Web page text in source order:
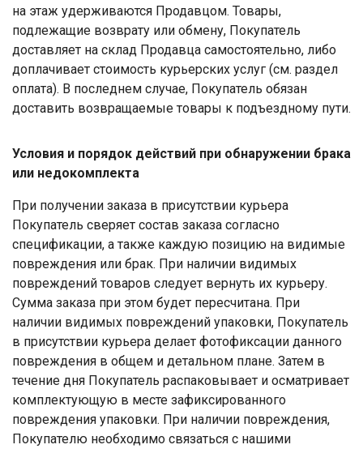
на этаж удерживаются Продавцом. Товары,
подлежащие возврату или обмену, Покупатель
доставляет на склад Продавца самостоятельно, либо
доплачивает стоимость курьерских услуг (см. раздел
оплата). В последнем случае, Покупатель обязан
доставить возвращаемые товары к подъездному пути.
Условия и порядок действий при обнаружении брака
или недокомплекта
При получении заказа в присутствии курьера
Покупатель сверяет состав заказа согласно
спецификации, а также каждую позицию на видимые
повреждения или брак. При наличии видимых
повреждений товаров следует вернуть их курьеру.
Сумма заказа при этом будет пересчитана. При
наличии видимых повреждений упаковки, Покупатель
в присутствии курьера делает фотофиксации данного
повреждения в общем и детальном плане. Затем в
течение дня Покупатель распаковывает и осматривает
комплектующую в месте зафиксированного
повреждения упаковки. При наличии повреждения,
Покупателю необходимо связаться с нашими